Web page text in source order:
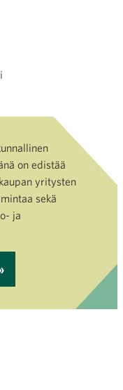
on edistää
yritysten
sekä
ja